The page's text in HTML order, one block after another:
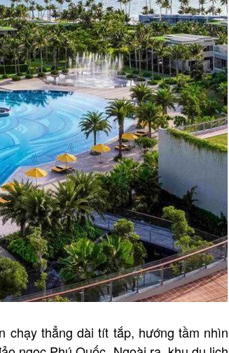
chạy thẳng dài tít tắp, hướng tầm nhìn